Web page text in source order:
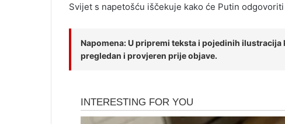
Svijet s napetošću iščekuje kako će Putin
Napomena: U pripremi teksta i pojedinih
pregledan i provjeren prije objave.